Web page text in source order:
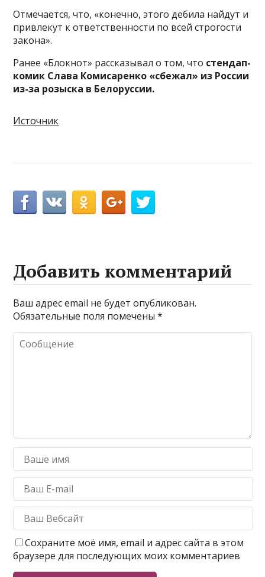
Отмечается, что, «конечно, этого дебила найдут и
привлекут к ответственности по всей строгости
закона».
Ранее «Блокнот» рассказывал о том, что стендап-
комик Слава Комисаренко «сбежал» из России
из-за розыска в Белоруссии.
Источник
Добавить комментарий
Ваш адрес email не будет опубликован.
Обязательные поля помечены*
Сохраните моё имя, email и адрес сайта в этом
браузере для последующих моих комментариев